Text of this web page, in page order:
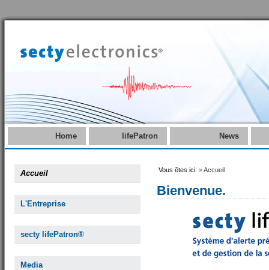
Home lifePatron News
Accueil
L'Entreprise
secty lifePatron®
Media
Vous êtes ici: »Accueil
Bienvenue.